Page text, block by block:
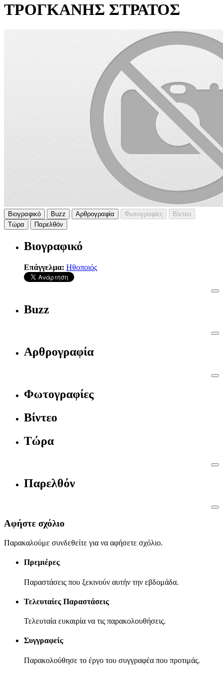
ΤΡΟΓΚΑΝΗΣ ΣΤΡΑΤΟΣ
Βιογραφικό Buzz Αρθρογραφία Φωτογραφίες
Βίντεο
Τώρα
Παρελθόν
Βιογραφικό
Επάγγελμα: Ηθοποιός
Buzz
Αρθρογραφία
Φωτογραφίες
Βίντεο
Τώρα
Παρελθόν
Αφήστε σχόλιο
Παρακαλούμε συνδεθείτε για να αφήσετε σχόλιο.
Πρεμιέρες
Παραστάσεις που ξεκινούν αυτήν την εβδομάδα.
Τελευταίες Παραστάσεις
Τελευταία ευκαιρία να τις παρακολουθήσεις.
Συγγραφείς
Παρακολούθησε το έργο του συγγραφέα που προτιμάς.